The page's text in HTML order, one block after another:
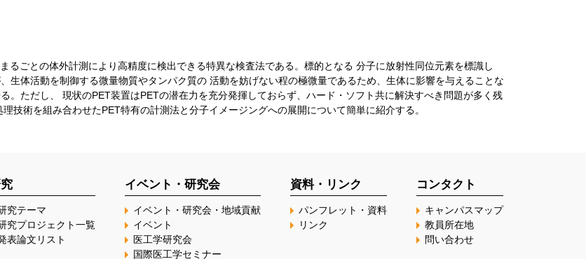
るごとの体外計測により高精度に検出できる特異な検査法である。標的となる 分子に放射性同位元素を標識し
生体活動を制御する微量物質やタンパク質の 活動を妨げない程の極微量であるため、生体に影響を与えることな
。ただし、 現状のPET装置はPETの潜在力を充分発揮しておらず、ハード・ソフト共に解決すべき問題が多く残
技術を組み合わせたPET特有の計測法と分子イメージングへの展開について簡単に紹介する。
究テーマ
究プロジェクト一覧
表論文リスト
イベント・研究会
イベント・研究会・地域貢献
イベント
医工学研究会
国際医工学セミナー
資料・リンク
パンフレット・資料
リンク
コンタクト
キャンパスマップ
教員所在地
問い合わせ